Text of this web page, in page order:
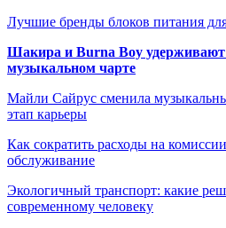
Лучшие бренды блоков питания
Шакира и Burna Boy удерживают
музыкальном чарте
Майли Сайрус сменила
этап карьеры
Как сократить расходы на
обслуживание
Экологичный транспорт: какие
современному человеку